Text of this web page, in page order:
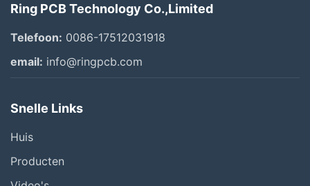
Ring PCB Technology Co.,Limited
Telefoon: 0086-17512031918
email: info@ringpcb.com
Snelle Links
Huis
Producten